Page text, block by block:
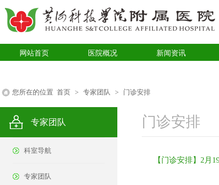
网站首页 医院概况 新闻资讯
您所在的位置 首页 > 专家团队 > 门诊安排
专家团队
科室导航
专家团队
门诊安排
【门诊安排】2月